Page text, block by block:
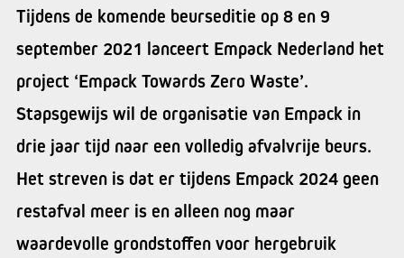
Tijdens de komende beurseditie op 8 en 9
september 2021 lanceert Empack Nederland het
project ‘Empack Towards Zero Waste’.
Stapsgewijs wil de organisatie van Empack in
drie jaar tijd naar een volledig afvalvrije beurs.
Het streven is dat er tijdens Empack 2024 geen
restafval meer is en alleen nog maar
waardevolle grondstoffen voor hergebruik